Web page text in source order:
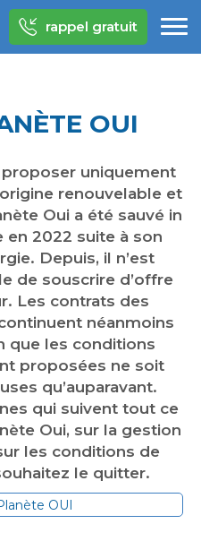
rappel gratuit
OUI
uniquement
renouvelable et
Oui a été sauvé in
2022 suite à son
Depuis, il n’est
de souscrire d’offre
Les contrats des
néanmoins
que les conditions
proposées ne soit
qu’auparavant.
qui suivent tout ce
Oui, sur la gestion
les conditions de
le quitter.
OUI